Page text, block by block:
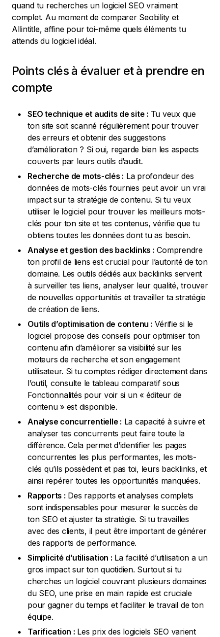
quand tu recherches un logiciel SEO vraiment
complet. Au moment de comparer Seobility et
Allintitle, affine pour toi-même quels éléments tu
attends du logiciel idéal.
Points clés à évaluer et à prendre en
compte
SEO technique et audits de site : Tu veux que
ton site soit scanné régulièrement pour trouver
des erreurs et obtenir des suggestions
d’amélioration ? Si oui, regarde bien les aspects
couverts par leurs outils d’audit.
Recherche de mots-clés : La profondeur des
données de mots-clés fournies peut avoir un vrai
impact sur ta stratégie de contenu. Si tu veux
utiliser le logiciel pour trouver les meilleurs mots-
clés pour ton site et tes contenus, vérifie que tu
obtiens toutes les données dont tu as besoin.
Analyse et gestion des backlinks : Comprendre
ton profil de liens est crucial pour l’autorité de ton
domaine. Les outils dédiés aux backlinks servent
à surveiller tes liens, analyser leur qualité, trouver
de nouvelles opportunités et travailler ta stratégie
de création de liens.
Outils d’optimisation de contenu : Vérifie si le
logiciel propose des conseils pour optimiser ton
contenu afin d’améliorer sa visibilité sur les
moteurs de recherche et son engagement
utilisateur. Si tu comptes rédiger directement dans
l’outil, consulte le tableau comparatif sous
Fonctionnalités pour voir si un « éditeur de
contenu » est disponible.
Analyse concurrentielle : La capacité à suivre et
analyser tes concurrents peut faire toute la
différence. Cela permet d’identifier les pages
concurrentes les plus performantes, les mots-
clés qu’ils possèdent et pas toi, leurs backlinks, et
ainsi repérer toutes les opportunités manquées.
Rapports : Des rapports et analyses complets
sont indispensables pour mesurer le succès de
ton SEO et ajuster ta stratégie. Si tu travailles
avec des clients, il peut être important de générer
des rapports de performance.
Simplicité d’utilisation : La facilité d’utilisation a un
gros impact sur ton quotidien. Surtout si tu
cherches un logiciel couvrant plusieurs domaines
du SEO, une prise en main rapide est cruciale
pour gagner du temps et faciliter le travail de ton
équipe.
Tarification : Les prix des logiciels SEO varient